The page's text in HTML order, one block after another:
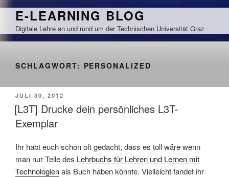
Zum
springen
E-LEARNING BLOG
Digitale Lehre an und rund um der Technischen Universität Graz
SCHLAGWORT: PERSONALIZED
VERÖFFENTLICHT
AM
JULI 30, 2012
[L3T] Drucke dein persönliches L3T-
Exemplar
Ihr habt euch schon oft gedacht, dass es toll wäre wenn
man nur Teile des Lehrbuchs für Lehren und Lernen mit
Technologienals Buch haben könnte. Vielleicht fandet ihr